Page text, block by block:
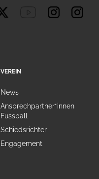
VEREIN
News
Ansprechpartner*innen
Fussball
Schiedsrichter
Engagement